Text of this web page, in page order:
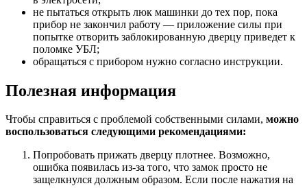
не пытаться открыть люк машинки до тех пор, пока
прибор не закончил работу — приложение силы при
попытке отворить заблокированную дверцу приведет к
поломке УБЛ;
обращаться с прибором нужно согласно инструкции.
Полезная информация
Чтобы справиться с проблемой собственными силами, можно
воспользоваться следующими рекомендациями:
Попробовать прижать дверцу плотнее. Возможно,
ошибка появилась из-за того, что замок просто не
защелкнулся должным образом. Если после нажатия на